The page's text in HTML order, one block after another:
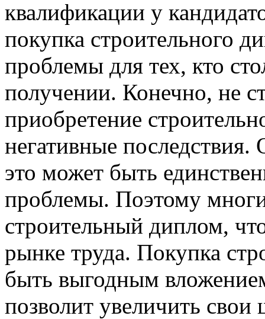
квалификации у
покупка строительного
проблемы для тех, кто
получении. Конечно, не
приобретение
негативные
это может быть
проблемы. Поэтому
строительный диплом,
рынке труда. Покупка
быть выгодным
позволит увеличить